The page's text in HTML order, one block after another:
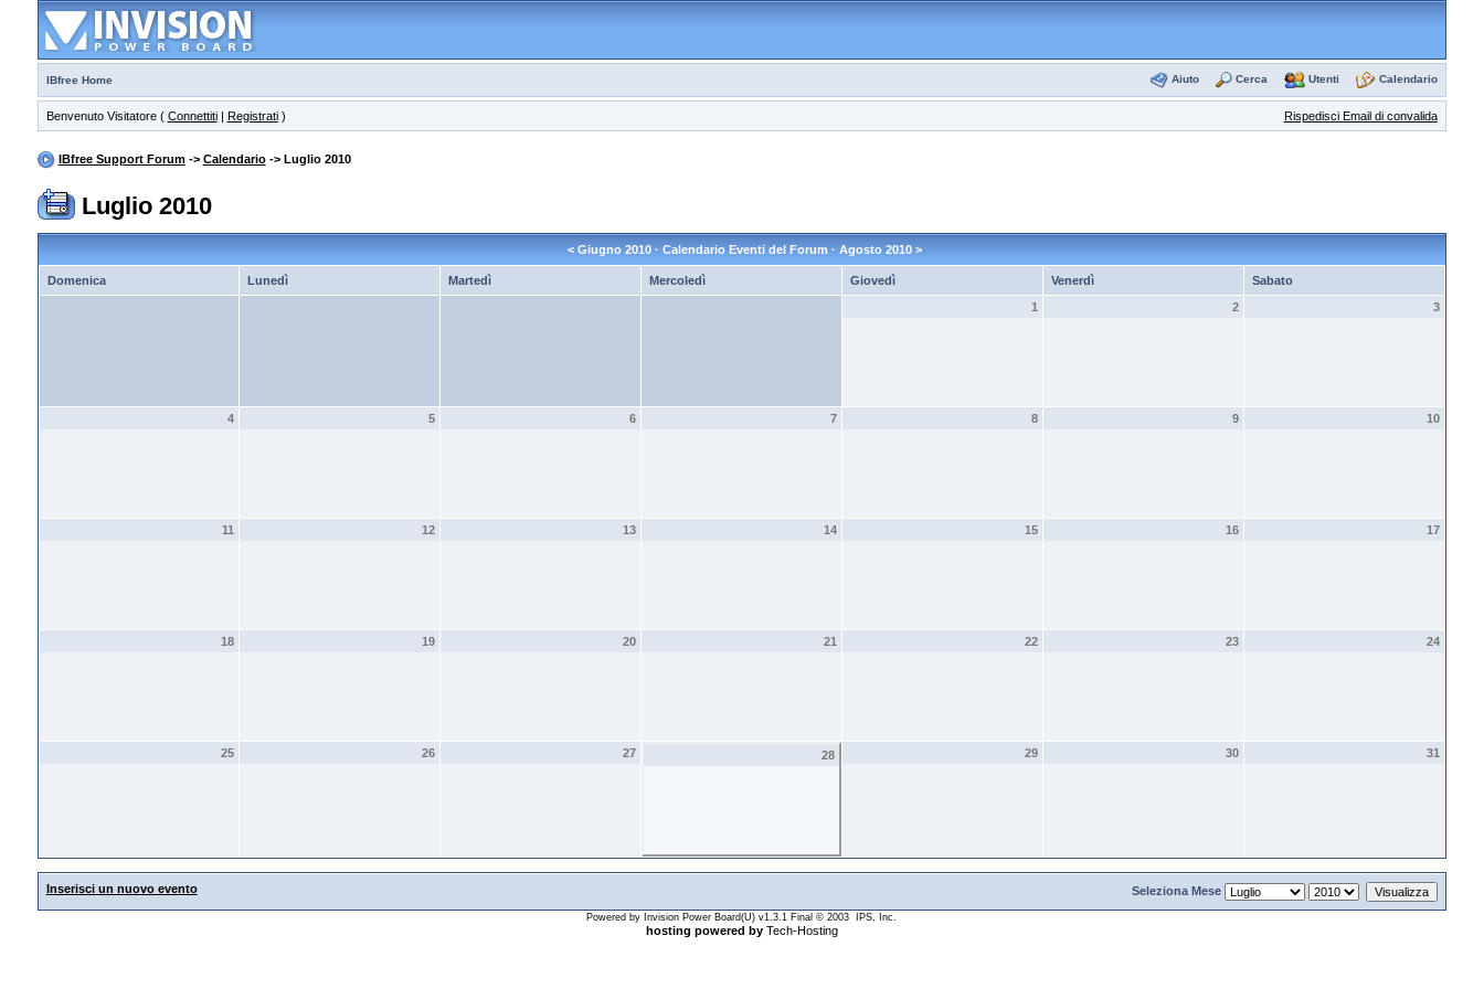
IBfree Home Aiuto Cerca Utenti Calendario
Benvenuto Visitatore ( Connettiti| Registrati) Rispedisci Email di convalida
IBfree Support Forum-> Calendario-> Luglio 2010
Luglio 2010
< Giugno 2010· Calendario Eventi del Forum · Agosto 2010>
Domenica Lunedì Martedì Mercoledì Giovedì Venerdì
Sabato
1
2 3
4 5 6 7 8 9 10
11 12 13 14 15 16 17
18 19 20 21 22 23 24
25 26 27 28 29 30 31
Inserisci un nuovo evento Seleziona Mese
Powered by Invision Power Board(U) v1.3.1 Final © 2003 IPS, Inc.
hosting powered byTech-Hosting